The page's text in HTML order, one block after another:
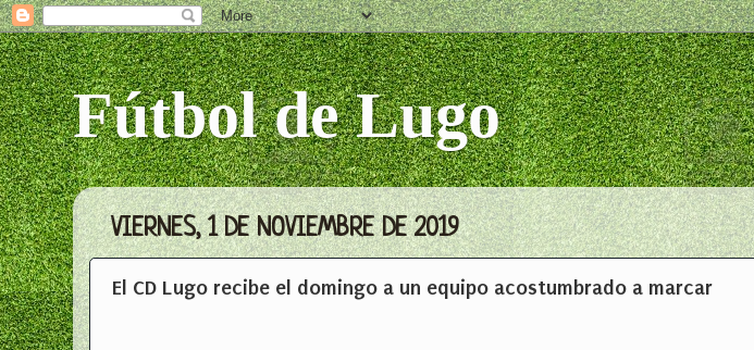
Fútbol de Lugo
VIERNES, 1 DE NOVIEMBRE DE 2019
El CD Lugo recibe el domingo a un equipo acostumbrado a marcar